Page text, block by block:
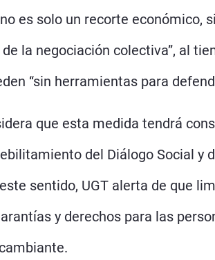
es solo un recorte económico,
la negociación colectiva”, al
“sin herramientas para
que esta medida tendrá
del Diálogo Social
sentido, UGT alerta de que
y derechos para las